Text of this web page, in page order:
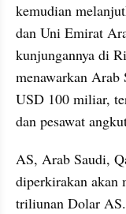
kemudian
dan Uni Emirat
kunjungannya di
menawarkan Arab
USD 100 miliar,
dan pesawat
AS, Arab Saudi,
diperkirakan akan
triliunan Dolar